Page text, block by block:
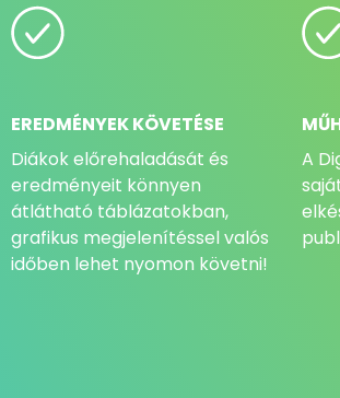
EREDMÉNYEK KÖVETÉSE
Diákok előrehaladását és
eredményeit könnyen
átlátható táblázatokban,
grafikus megjelenítéssel valós
időben lehet nyomon követni!
A